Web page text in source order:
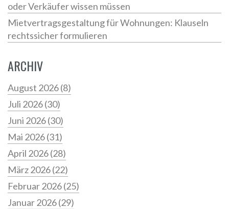
oder Verkäufer wissen müssen
Mietvertragsgestaltung für Wohnungen: Klauseln
rechtssicher formulieren
ARCHIV
August 2026(8)
Juli 2026(30)
Juni 2026(30)
Mai 2026(31)
April 2026(28)
März 2026(22)
Februar 2026(25)
Januar 2026(29)